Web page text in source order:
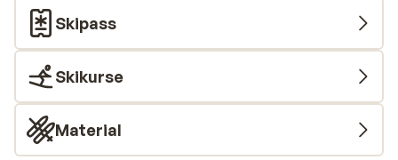
Skipass
Skikurse
Material